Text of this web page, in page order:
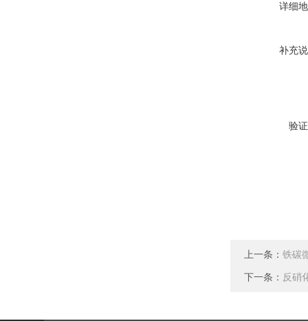
详细
补充
验
上一条： 铁碳
下一条： 反硝